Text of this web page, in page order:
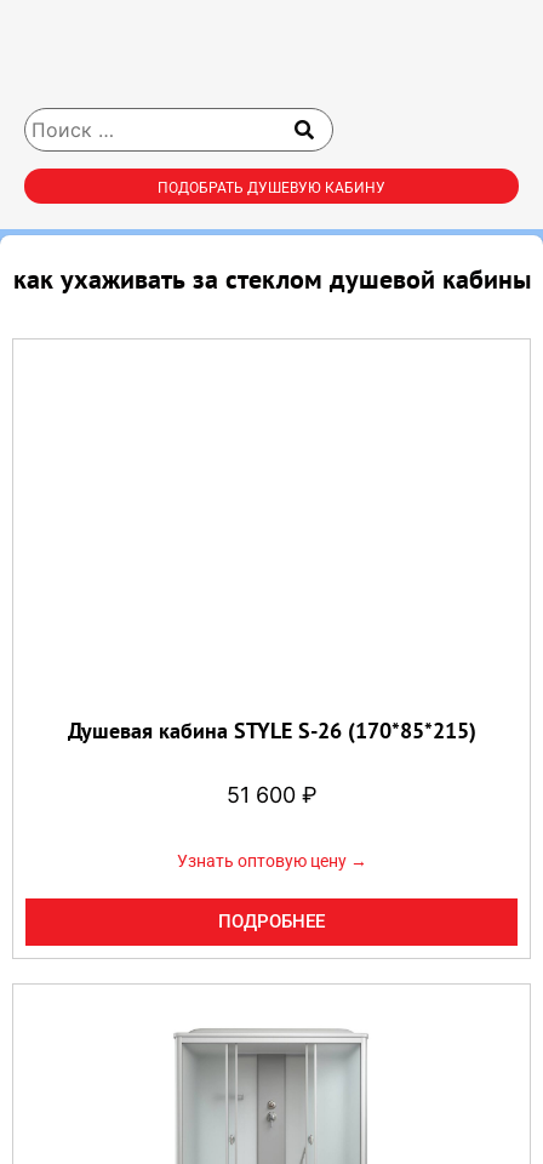
ПОДОБРАТЬ ДУШЕВУЮ КАБИНУ
как ухаживать за стеклом душевой кабины
Душевая кабина STYLE S-26 (170*85*215)
51 600 ₽
Узнать оптовую цену →
ПОДРОБНЕЕ